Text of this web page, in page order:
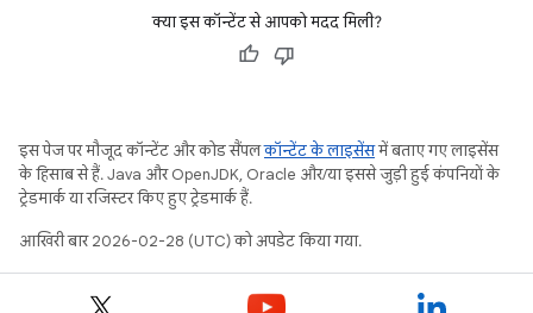
क्या इस कॉन्टेंट से आपको मदद मिली?
इस पेज पर मौजूद कॉन्टेंट और कोड सैंपलकॉन्टेंट के लाइसेंसमें बताए गए लाइसेंस
के हिसाब से हैं. Java और OpenJDK, Oracle और/या इससे जुड़ी हुई कंपनियों के
ट्रेडमार्क या रजिस्टर किए हुए ट्रेडमार्क हैं.
आखिरी बार 2026-02-28 (UTC) को अपडेट किया गया.